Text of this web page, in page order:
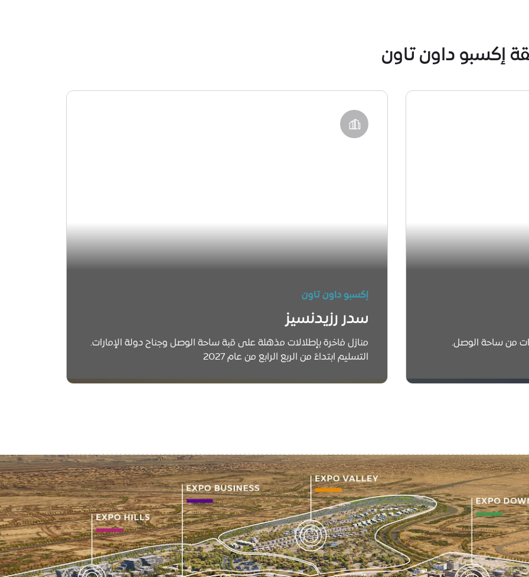
إكسبو داون تاون
من ساحة الوصل.
إكسبو داون تاون
سدر رزيدنسيز
منازل فاخرة بإطلالات مذهلة على قبة ساحة الوصل وجناح دولة الإمارات.
التسليم ابتداءً من الربع الرابع من عام 2027